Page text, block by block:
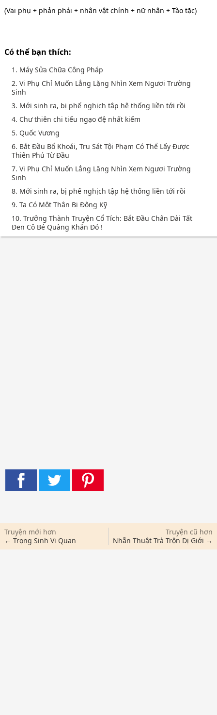
(Vai phụ + phản phái + nhân vật chính + nữ nhân + Tào tặc)
Có thể bạn thích:
1. Máy Sửa Chữa Công Pháp
2. Vi Phụ Chỉ Muốn Lẳng Lặng Nhìn Xem Ngươi Trường
Sinh
3. Mới sinh ra, bị phế nghịch tập hệ thống liền tới rồi
4. Chư thiên chi tiếu ngạo đệ nhất kiếm
5. Quốc Vương
6. Bắt Đầu Bổ Khoái, Tru Sát Tội Phạm Có Thể Lấy Được
Thiên Phú Từ Đầu
7. Vi Phụ Chỉ Muốn Lẳng Lặng Nhìn Xem Ngươi Trường
Sinh
8. Mới sinh ra, bị phế nghịch tập hệ thống liền tới rồi
9. Ta Có Một Thân Bị Động Kỹ
10. Trưởng Thành Truyện Cổ Tích: Bắt Đầu Chân Dài Tất
Đen Cô Bé Quàng Khăn Đỏ !
Truyện mới hơn
← Trọng Sinh Vi Quan
Truyện cũ hơn
Nhẫn Thuật Trà Trộn Dị Giới →